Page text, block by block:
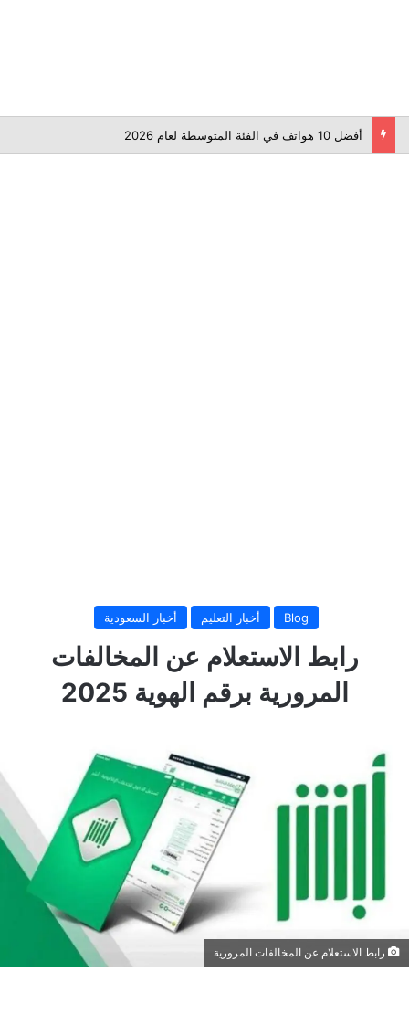
أفضل 10 هواتف في الفئة المتوسطة لعام 2026
Blog أخبار التعليم أخبار السعودية
رابط الاستعلام عن المخالفات
المرورية برقم الهوية 2025
رابط الاستعلام عن المخالفات المرورية